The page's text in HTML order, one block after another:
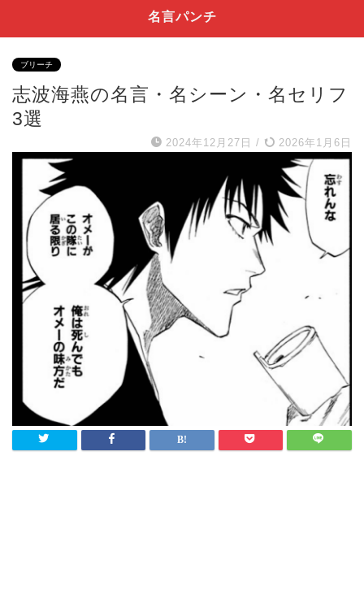
名言パンチ
ブリーチ
志波海燕の名言・名シーン・名セリフ
3選
2024年12月27日 / 2026年1月6日